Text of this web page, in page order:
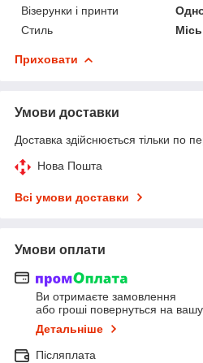
Візерунки і принти
Стиль
Приховати
Умови доставки
Доставка здійснюється тільки по
Нова Пошта
Всі умови доставки
Умови оплати
Ви отримаєте замовлення
або гроші повернуться на вашу
Детальніше
Післяплата